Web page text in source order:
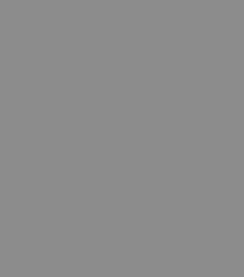
藏雕像 悟空 鳥山